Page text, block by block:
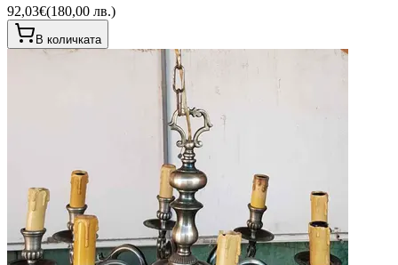
92,03€(180,00 лв.)
В количката